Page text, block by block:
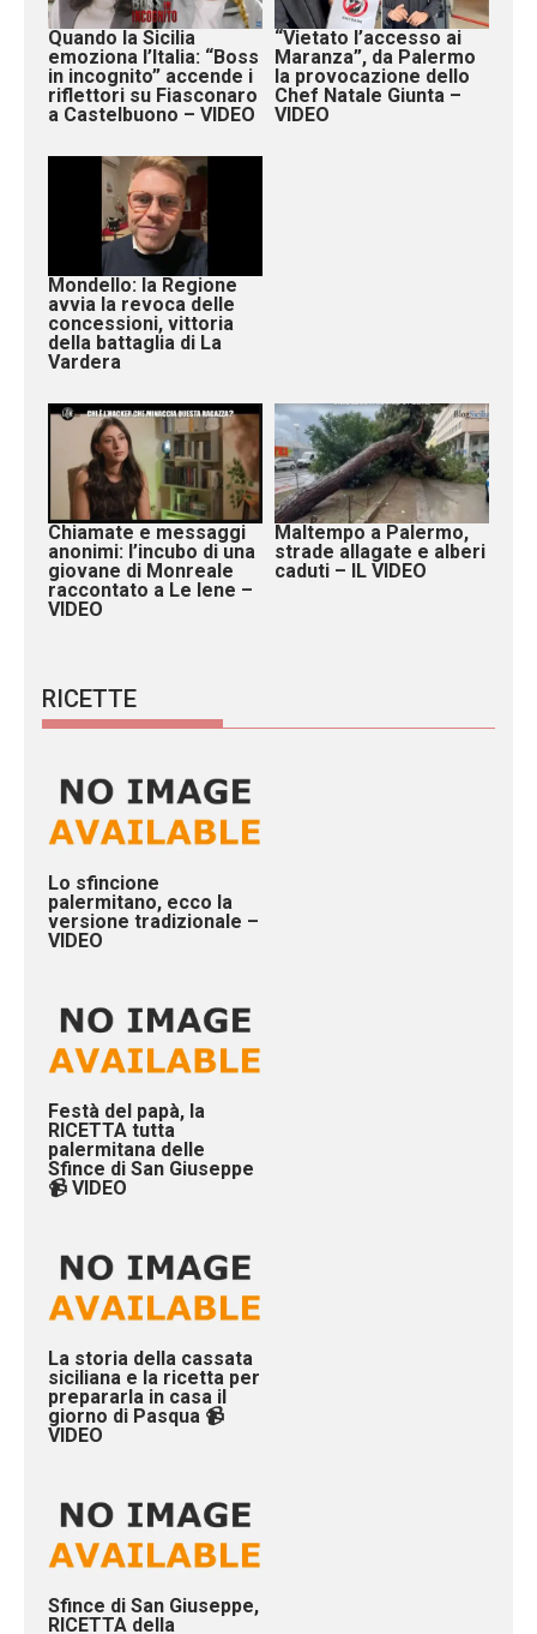
Quando la Sicilia
emoziona l’Italia: “Boss
in incognito” accende i
riflettori su Fiasconaro
a Castelbuono – VIDEO
“Vietato l’accesso ai
Maranza”, da Palermo
la provocazione dello
Chef Natale Giunta –
VIDEO
Mondello: la Regione
avvia la revoca delle
concessioni, vittoria
della battaglia di La
Vardera
Chiamate e messaggi
anonimi: l’incubo di una
giovane di Monreale
raccontato a Le Iene –
VIDEO
Maltempo a Palermo,
strade allagate e alberi
caduti – IL VIDEO
RICETTE
Lo sfincione
palermitano, ecco la
versione tradizionale –
VIDEO
Festà del papà, la
RICETTA tutta
palermitana delle
Sfince di San Giuseppe
📹 VIDEO
La storia della cassata
siciliana e la ricetta per
prepararla in casa il
giorno di Pasqua 📹
VIDEO
Sfince di San Giuseppe,
RICETTA della